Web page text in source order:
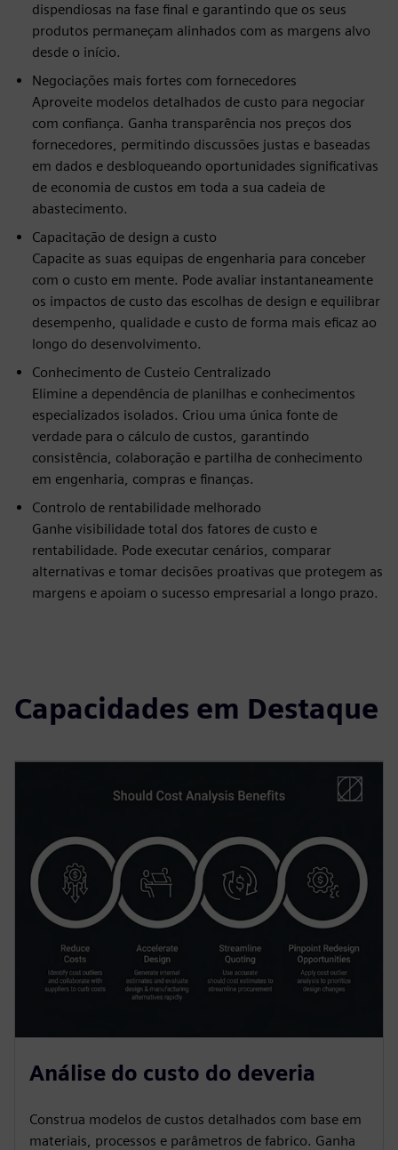
dispendiosas na fase final e garantindo que os seus
produtos permaneçam alinhados com as margens alvo
desde o início.
Negociações mais fortes com fornecedores
Aproveite modelos detalhados de custo para negociar
com confiança. Ganha transparência nos preços dos
fornecedores, permitindo discussões justas e baseadas
em dados e desbloqueando oportunidades significativas
de economia de custos em toda a sua cadeia de
abastecimento.
Capacitação de design a custo
Capacite as suas equipas de engenharia para conceber
com o custo em mente. Pode avaliar instantaneamente
os impactos de custo das escolhas de design e equilibrar
desempenho, qualidade e custo de forma mais eficaz ao
longo do desenvolvimento.
Conhecimento de Custeio Centralizado
Elimine a dependência de planilhas e conhecimentos
especializados isolados. Criou uma única fonte de
verdade para o cálculo de custos, garantindo
consistência, colaboração e partilha de conhecimento
em engenharia, compras e finanças.
Controlo de rentabilidade melhorado
Ganhe visibilidade total dos fatores de custo e
rentabilidade. Pode executar cenários, comparar
alternativas e tomar decisões proativas que protegem as
margens e apoiam o sucesso empresarial a longo prazo.
Capacidades em Destaque
Análise do custo do deveria
Construa modelos de custos detalhados com base em
materiais, processos e parâmetros de fabrico. Ganha